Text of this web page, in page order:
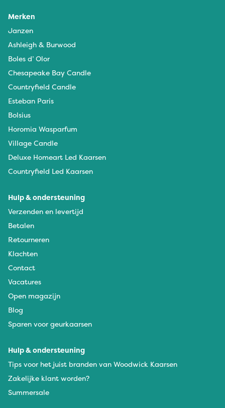
Merken
Janzen
Ashleigh & Burwood
Boles d’ Olor
Chesapeake Bay Candle
Countryfield Candle
Esteban Paris
Bolsius
Horomia Wasparfum
Village Candle
Deluxe Homeart Led Kaarsen
Countryfield Led Kaarsen
Hulp & ondersteuning
Verzenden en levertijd
Betalen
Retourneren
Klachten
Contact
Vacatures
Open magazijn
Blog
Sparen voor geurkaarsen
Hulp & ondersteuning
Tips voor het juist branden van Woodwick Kaarsen
Zakelijke klant worden?
Summersale